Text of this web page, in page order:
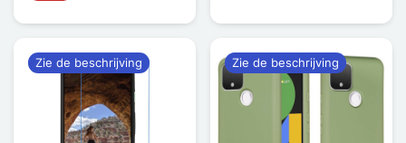
Zie de beschrijving Zie de beschrijving